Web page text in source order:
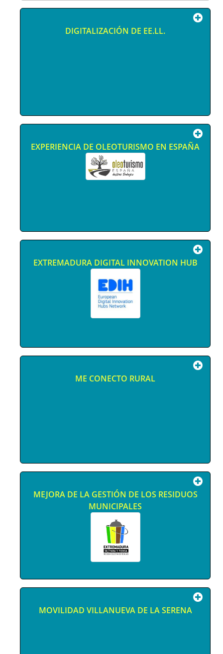
DIGITALIZACIÓN DE EE.LL.
EXPERIENCIA DE OLEOTURISMO EN ESPAÑA
EXTREMADURA DIGITAL INNOVATION HUB
ME CONECTO RURAL
MEJORA DE LA GESTIÓN DE LOS RESIDUOS
MUNICIPALES
MOVILIDAD VILLANUEVA DE LA SERENA